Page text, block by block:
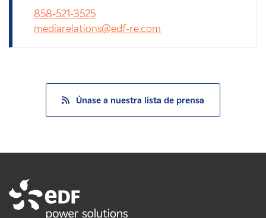
858-521-3525
mediarelations@edf-re.com
Únase a nuestra lista de prensa